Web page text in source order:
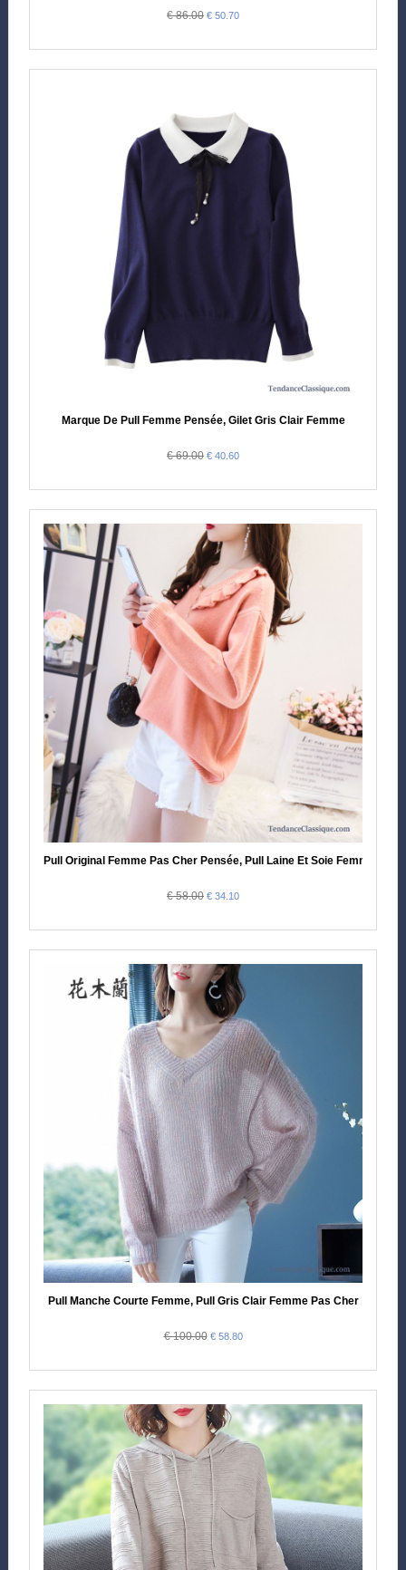
€ 86.00 € 50.70
Marque De Pull Femme Pensée, Gilet Gris Clair Femme
€ 69.00 € 40.60
Pull Original Femme Pas Cher Pensée, Pull Laine Et Soie Femme
€ 58.00 € 34.10
Pull Manche Courte Femme, Pull Gris Clair Femme Pas Cher
€ 100.00 € 58.80